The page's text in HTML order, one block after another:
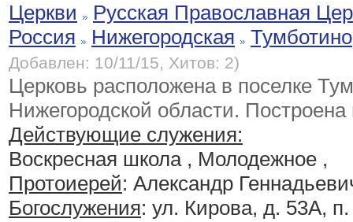
Церкви
Русская Православная
Россия
Нижегородская Тумботино
Добавлен: 10/11/15, Хитов: 2)
Церковь расположена в поселке
Нижегородской области. Построена
Действующие служения:
Воскресная школа , Молодежное ,
Протоиерей: Александр
Богослужения: ул. Кирова, д. 53А,